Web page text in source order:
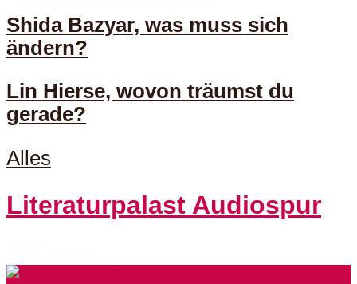
Shida Bazyar, was muss sich
ändern?
Lin Hierse, wovon träumst du
gerade?
Alles
Literaturpalast Audiospur